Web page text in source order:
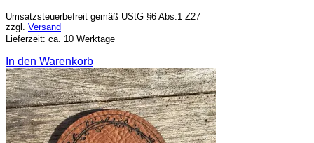
Umsatzsteuerbefreit gemäß UStG §6 Abs.1 Z27
zzgl. Versand
Lieferzeit: ca. 10 Werktage
In den Warenkorb